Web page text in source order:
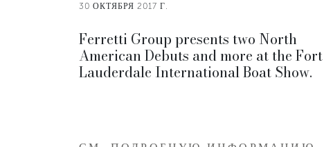
30 ОКТЯБРЯ 2017 Г.
Ferretti Group presents two North
American Debuts and more at the Fort
Lauderdale International Boat Show.